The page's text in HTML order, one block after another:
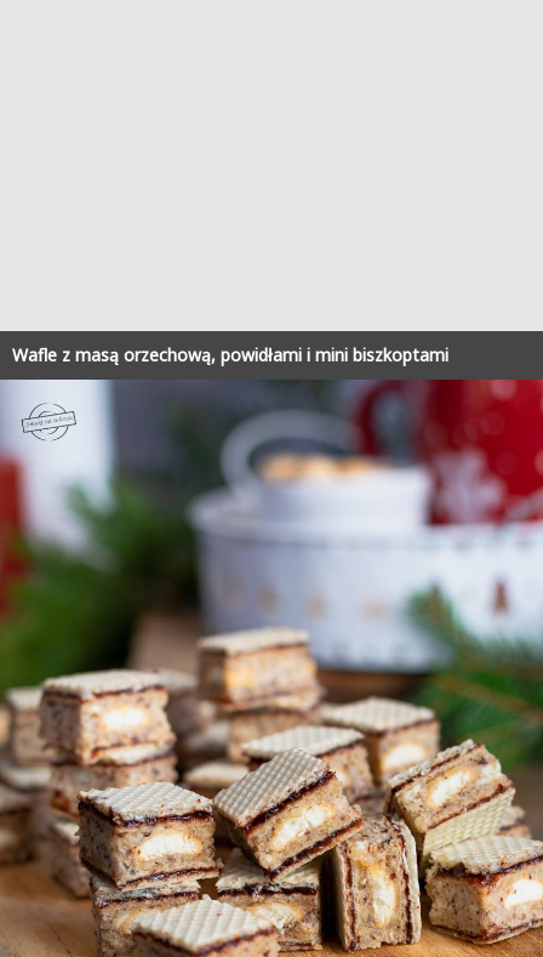
Wafle z masą orzechową, powidłami i mini biszkoptami